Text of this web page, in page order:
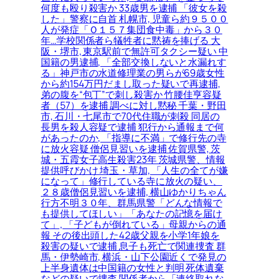
何度も殴り殺害か 33歳男を逮捕 「彼女を殺
した」警察に自首 札幌市, 児童ら約９５００
人が発症「Ｏ１５７集団食中毒」から３０
年…学校関係者ら犠牲者に黙祷を捧げる 大
阪・堺市, 東京駅前で無許可タクシー疑い 中
国籍の男逮捕, 「全部交換しないと水漏れす
る」神戸市の水道修理業の男らが69歳女性
から約154万円だまし取った疑いで再逮捕,
弟の腹を“包丁”で刺し殺害か 竹腰佳亨容疑
者（57）を逮捕 調べに対し黙秘 千葉・野田
市, 石川・七尾市で70代住職が刺殺 同居の
長男を殺人容疑で逮捕 犯行から通報まで何
があったのか, 「指導に不満」で修行先の寺
に放火容疑 僧侶見習いを逮捕 佐賀県警, 茨
城・五霞女子高生殺害23年 茨城県警、情報
提供呼びかけ 埼玉・草加, 「人生の全てが嫌
になって」修行している寺に放火の疑い、
２８歳僧侶見習いを逮捕, 横山ゆかりちゃん
行方不明３０年、群馬県警「どんな情報で
も提供してほしい」「あなたの記憶を届け
て」, 「子どもが倒れている」母親からの通
報 その後出頭した42歳父親を小学1年娘を
殺害の疑いで逮捕 息子も死亡で関連捜査 群
馬・伊勢崎市, 横浜・山下公園近くで発見の
上半身遺体は中国籍の女性と判明 死体遺棄